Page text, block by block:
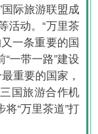
际旅游联盟成
活动。“万里茶
一条重要的国
一带一路”建设
重要的国家，
国旅游合作机
“万里茶道”打